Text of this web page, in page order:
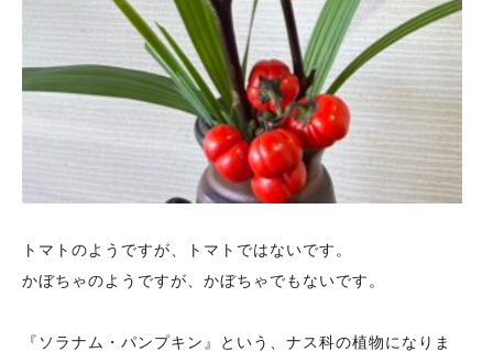
トマトのようですが、トマトではないです。
かぼちゃのようですが、かぼちゃでもないです。
『ソラナム・パンプキン』という、ナス科の植物になりま